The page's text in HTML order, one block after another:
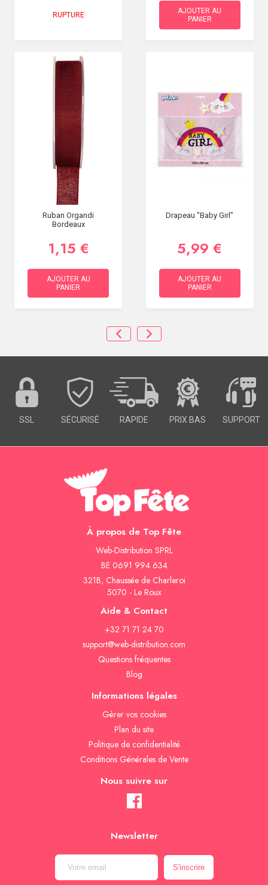
RUPTURE
AJOUTER AU
PANIER
Ruban Organdi
Bordeaux
1,15 €
AJOUTER AU
PANIER
Drapeau "Baby Girl"
5,99 €
AJOUTER AU
PANIER
SSL SÉCURISÉ RAPIDE PRIX BAS SUPPORT
À propos de Top Fête
Web-Distribution SPRL
BE 0691 994 634
321B, Chaussée de Charleroi
5070 - Le Roux
Aide & Contact
+32 71 71 24 70
support@web-distribution.com
Questions fréquentes
Blog
Informations légales
Gèrer vos cookies
Plan du site
Politique de confidentialité
Conditions Générales de Vente
Nous suivre sur
Newsletter